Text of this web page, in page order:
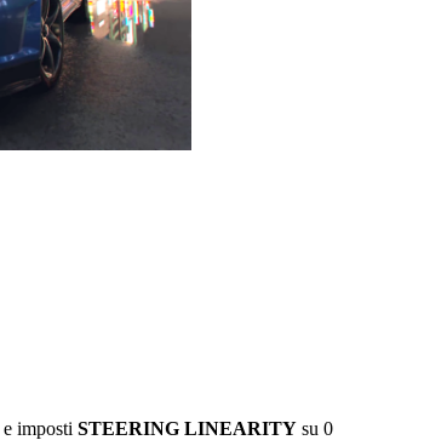
e imposti STEERING LINEARITY su 0